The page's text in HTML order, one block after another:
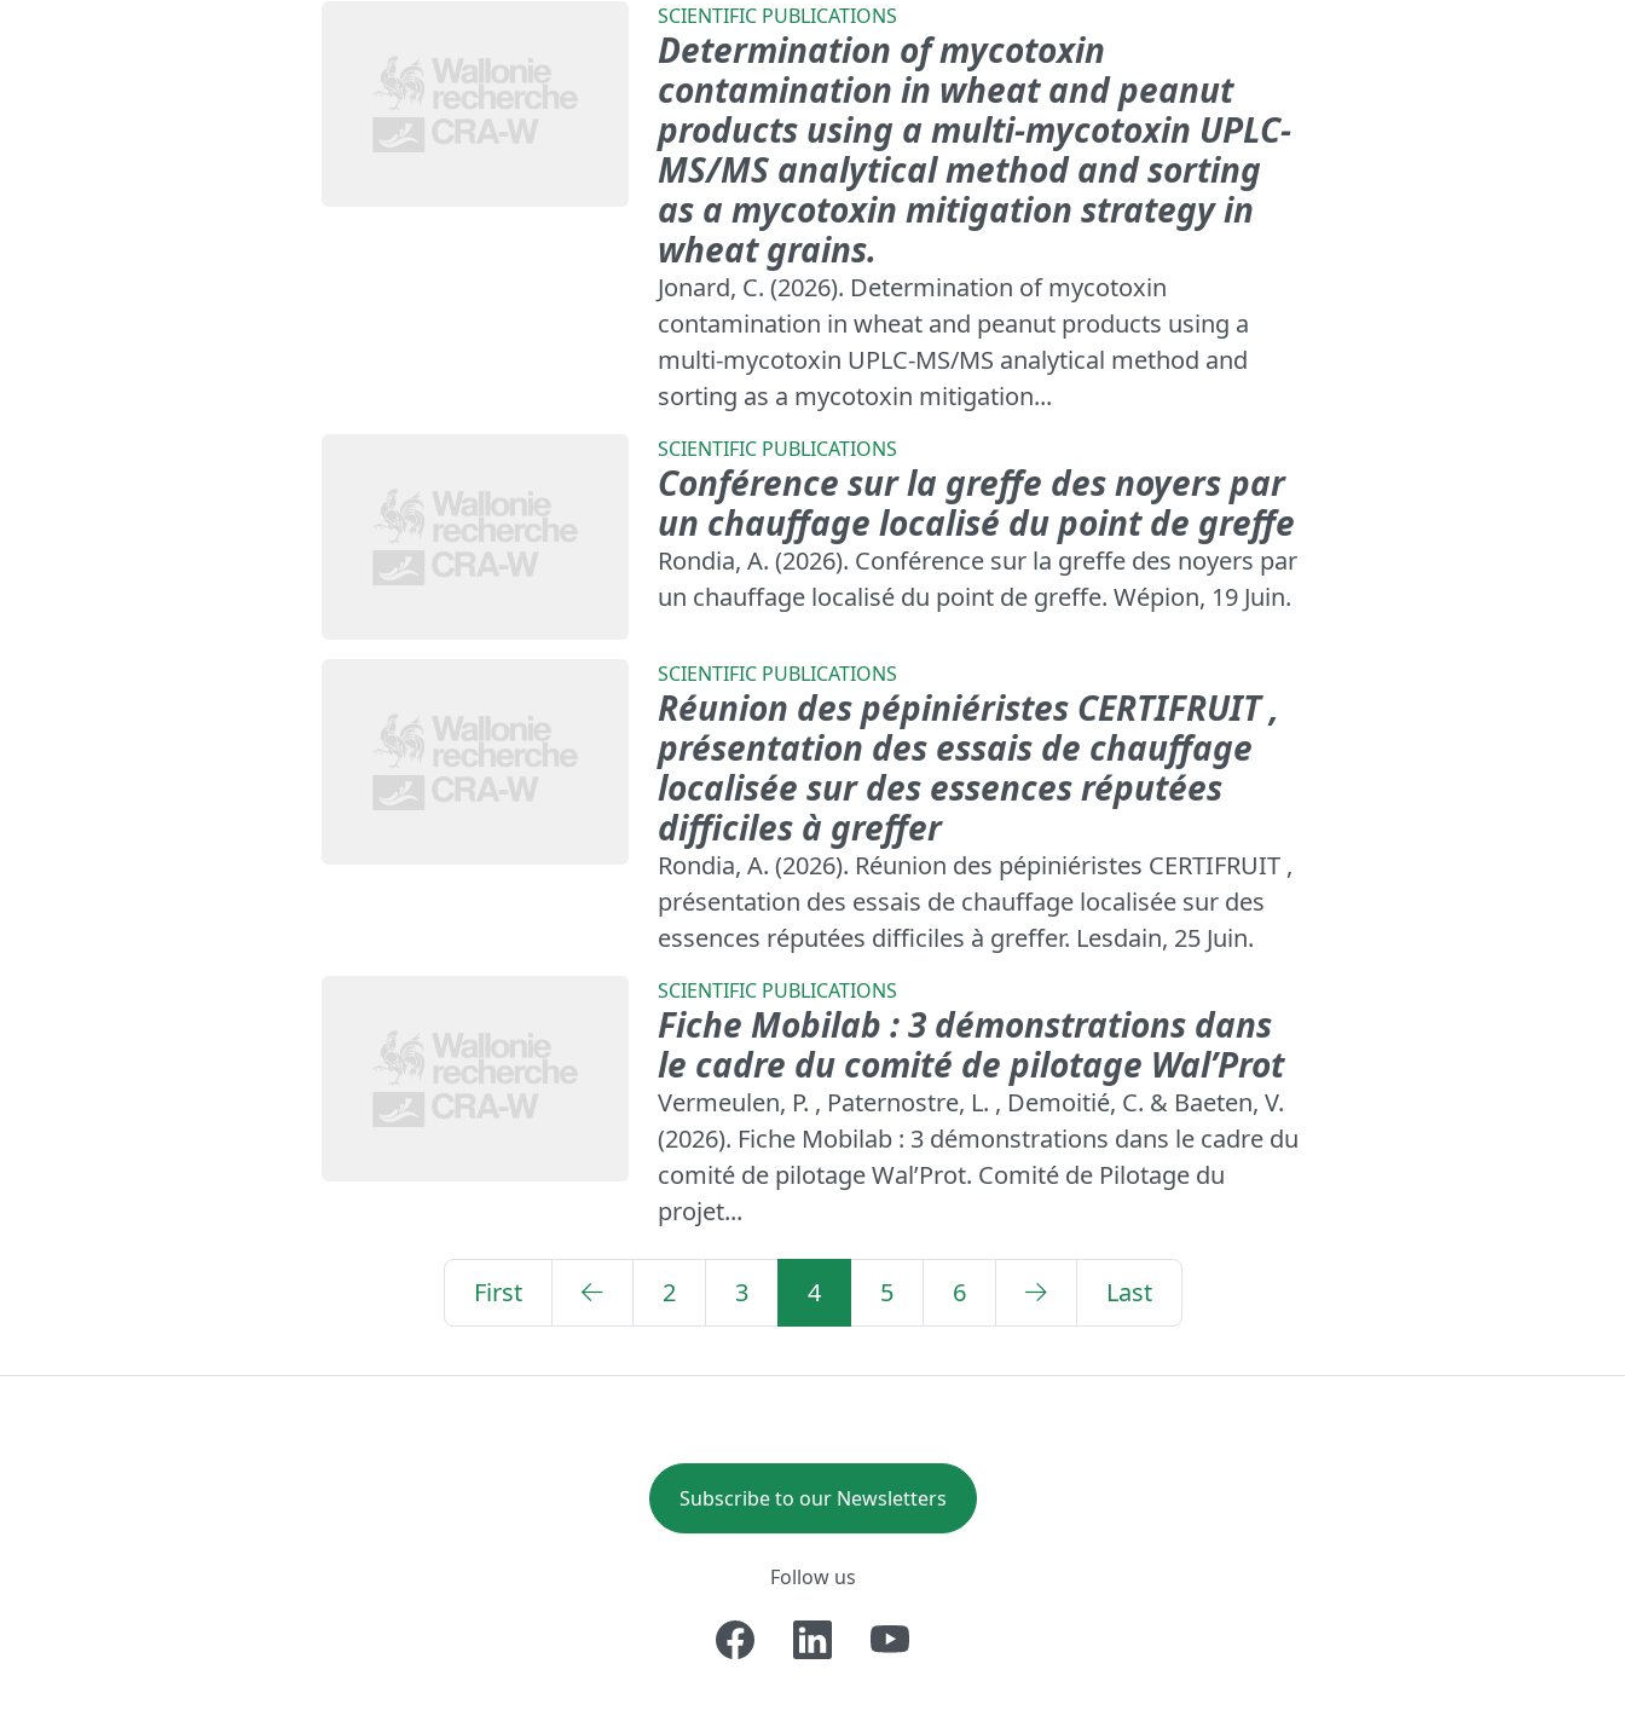
SCIENTIFIC PUBLICATIONS
Determination of mycotoxin
contamination in wheat and peanut
products using a multi-mycotoxin UPLC-
MS/MS analytical method and sorting
as a mycotoxin mitigation strategy in
wheat grains.
Jonard, C. (2026). Determination of mycotoxin
contamination in wheat and peanut products using a
multi-mycotoxin UPLC-MS/MS analytical method and
sorting as a mycotoxin mitigation...
SCIENTIFIC PUBLICATIONS
Conférence sur la greffe des noyers par
un chauffage localisé du point de greffe
Rondia, A. (2026). Conférence sur la greffe des noyers par
un chauffage localisé du point de greffe. Wépion, 19 Juin.
SCIENTIFIC PUBLICATIONS
Réunion des pépiniéristes CERTIFRUIT ,
présentation des essais de chauffage
localisée sur des essences réputées
difficiles à greffer
Rondia, A. (2026). Réunion des pépiniéristes CERTIFRUIT ,
présentation des essais de chauffage localisée sur des
essences réputées difficiles à greffer. Lesdain, 25 Juin.
SCIENTIFIC PUBLICATIONS
Fiche Mobilab : 3 démonstrations dans
le cadre du comité de pilotage Wal’Prot
Vermeulen, P. , Paternostre, L. , Demoitié, C. & Baeten, V.
(2026). Fiche Mobilab : 3 démonstrations dans le cadre du
comité de pilotage Wal’Prot. Comité de Pilotage du
projet...
First 2 3 4 5 6 Last
Subscribe to our Newsletters
Follow us